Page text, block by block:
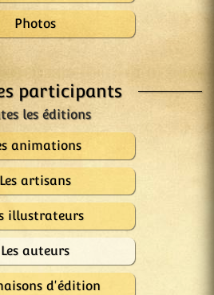
Photos
participants
animations
Les artisans
illustrateurs
Les auteurs
d'édition